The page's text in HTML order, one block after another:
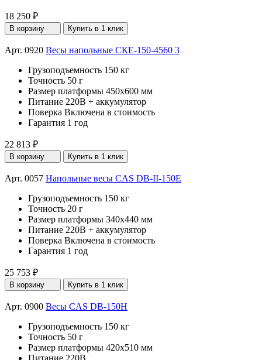
18 250 ₽
В корзину Купить в 1 клик
Арт. 0920 Весы напольные СКЕ-150-4560 3
Грузоподъемность 150 кг
Точность 50 г
Размер платформы 450х600 мм
Питание 220В + аккумулятор
Поверка Включена в стоимость
Гарантия 1 год
22 813 ₽
В корзину Купить в 1 клик
Арт. 0057 Напольные весы CAS DB-II-150E
Грузоподъемность 150 кг
Точность 20 г
Размер платформы 340x440 мм
Питание 220В + аккумулятор
Поверка Включена в стоимость
Гарантия 1 год
25 753 ₽
В корзину Купить в 1 клик
Арт. 0900 Весы CAS DB-150H
Грузоподъемность 150 кг
Точность 50 г
Размер платформы 420х510 мм
Питание 220В